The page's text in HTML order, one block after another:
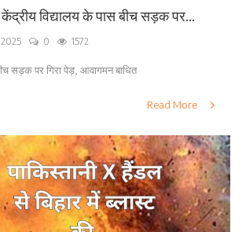
विद्यालय के पास बीच सड़क पर...
2025 0 1572
सड़क पर गिरा पेड़, आवागमन बाधित
Read More